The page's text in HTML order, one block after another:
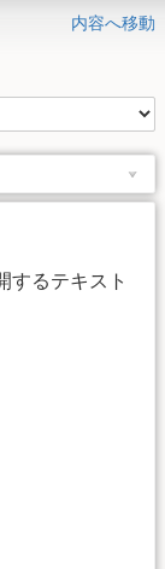
内容へ移動
するテキスト